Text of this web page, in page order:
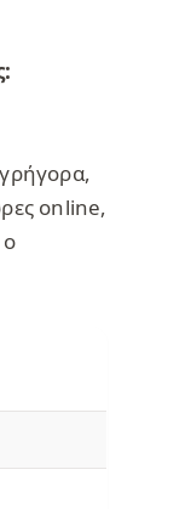
online,